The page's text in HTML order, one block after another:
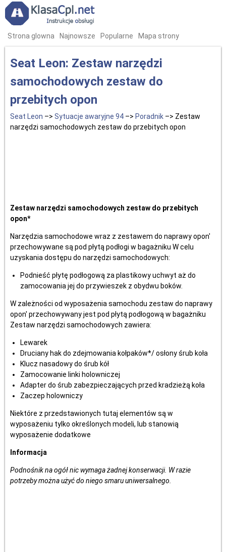
Strona glowna Najnowsze Popularne Mapa strony
Seat Leon: Zestaw narzędzi
samochodowych zestaw do
przebitych opon
Seat Leon –> Sytuacje awaryjne 94 –> Poradnik –> Zestaw
narzędzi samochodowych zestaw do przebitych opon
Zestaw narzędzi samochodowych zestaw do przebitych
opon*
Narzędzia samochodowe wraz z zestawem do naprawy opon'
przechowywane są pod płytą podłogi w bagażniku W celu
uzyskania dostępu do narzędzi samochodowych:
Podnieść płytę podłogową za plastikowy uchwyt aż do
zamocowania jej do przywieszek z obydwu boków.
W zależności od wyposażenia samochodu zestaw do naprawy
opon' przechowywany jest pod płytą podłogową w bagażniku
Zestaw narzędzi samochodowych zawiera:
Lewarek
Druciany hak do zdejmowania kołpaków*/ osłony śrub koła
Klucz nasadowy do śrub kół
Zamocowanie linki holowniczej
Adapter do śrub zabezpieczających przed kradzieżą koła
Zaczep holowniczy
Niektóre z przedstawionych tutaj elementów są w
wyposażeniu tylko określonych modeli, lub stanowią
wyposażenie dodatkowe
Informacja
Podnośnik na ogół nic wymaga żadnej konserwacji. W razie
potrzeby można użyć do niego smaru uniwersalnego.